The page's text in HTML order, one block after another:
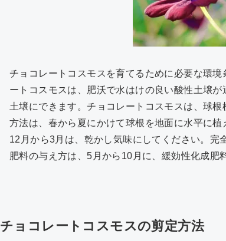
チョコレートコスモスを育てるために必要な環
ートコスモスは、肥沃で水はけの良い酸性土壌
土壌にできます。チョコレートコスモスは、球
方法は、春から夏にかけて球根を地面に水平に
12月から3月は、乾かし気味にしてください。
肥料の与え方は、5月から10月に、緩効性化成
チョコレートコスモスの剪定方法